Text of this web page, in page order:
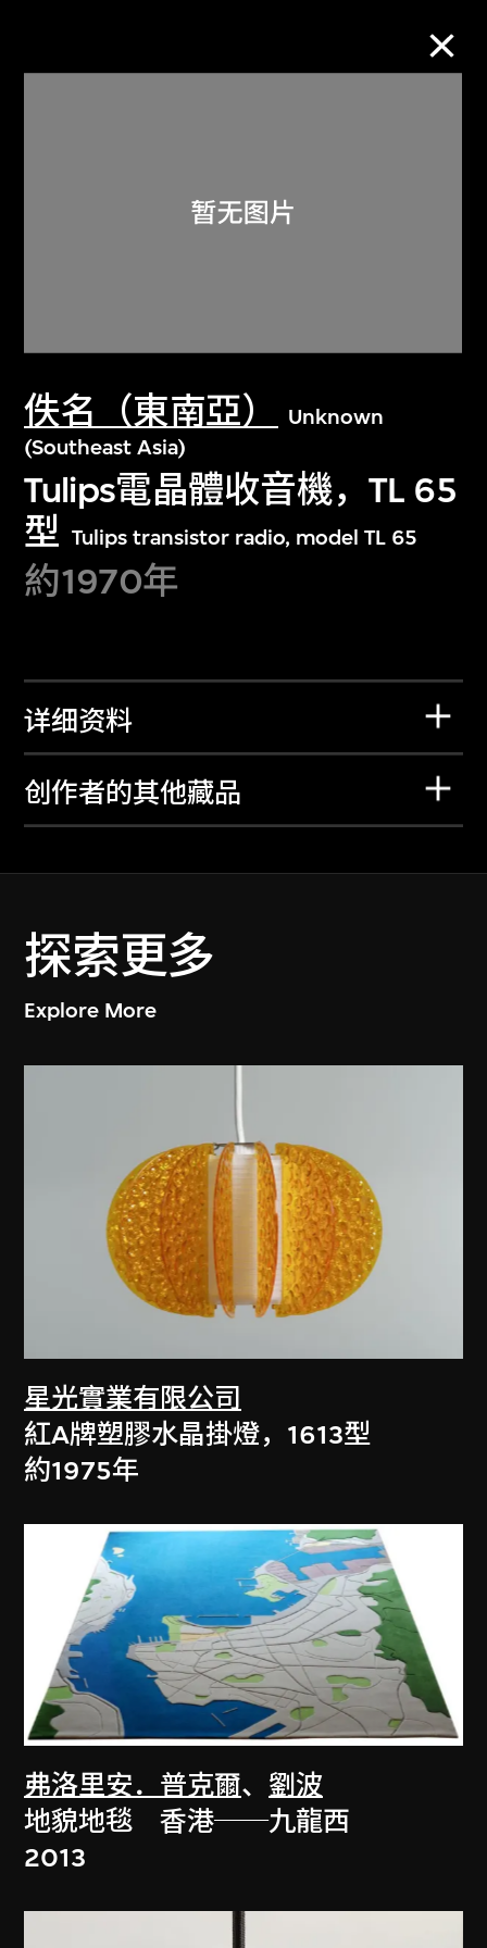
佚名（東南亞）
Unknown
(Southeast Asia)
Tulips電晶體收音機，TL 65
型 Tulips transistor radio, model TL 65
約1970年
详细资料
创作者的其他藏品
探索更多
Explore More
星光實業有限公司
紅A牌塑膠水晶掛燈，1613型
約1975年
弗洛里安．普克爾、 劉波
地貌地毯 香港──九龍西
2013
关于M+藏品
探索世界顶级的二十及二十一世纪视觉
文化藏品。